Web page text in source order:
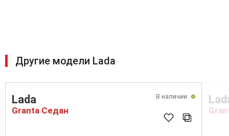
Другие модели Lada
В наличии
Lada
Granta Седан